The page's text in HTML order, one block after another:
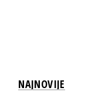
NAJNOVIJE